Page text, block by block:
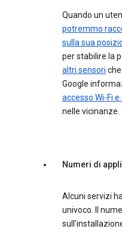
Quando un
potremmo
sulla sua
per stabilire la
altri sensori
Google
accesso Wi-Fi
nelle vicinanze.
Numeri di
Alcuni servizi
univoco. Il